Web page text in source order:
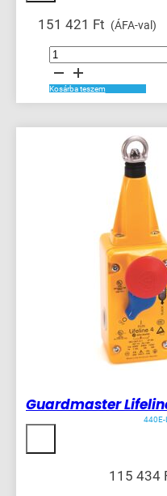
151 421 Ft (ÁFA-val)
Profile
Guardmaster
mennyiség
Kosárba teszem
Guardmaster
440E-
115 434